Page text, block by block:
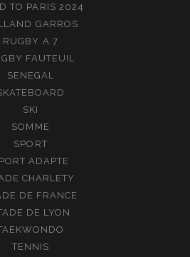
TO PARIS 2024
GARROS
RUGBY A 7
FAUTEUIL
SENEGAL
SKI
SOMME
SPORT
ADAPTE
CHARLETY
DE FRANCE
DE LYON
TENNIS